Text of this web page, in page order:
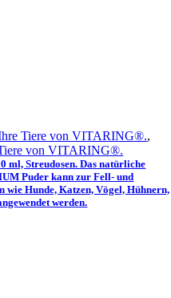
Tiere von VITARING®.,
von VITARING®.
Streudosen. Das natürliche
Puder kann zur Fell- und
wie Hunde, Katzen, Vögel, Hühnern,
werden.